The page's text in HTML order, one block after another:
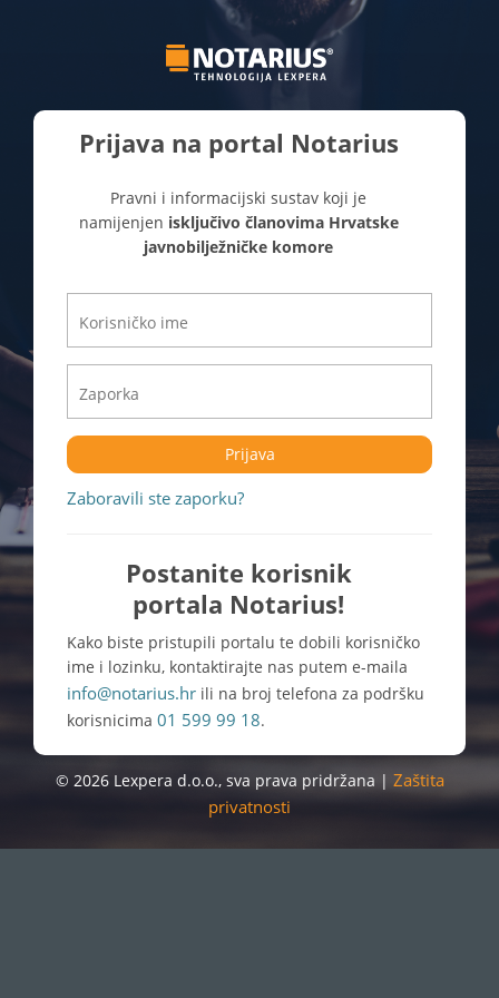
Prijava na portal Notarius
Pravni i informacijski sustav koji je
namijenjen isključivo članovima Hrvatske
javnobilježničke komore
Prijava
Zaboravili ste zaporku?
Postanite korisnik
portala Notarius!
Kako biste pristupili portalu te dobili korisničko
ime i lozinku, kontaktirajte nas putem e-maila
info@notarius.hr ili na broj telefona za podršku
korisnicima 01 599 99 18.
© 2026 Lexpera d.o.o., sva prava pridržana | Zaštita
privatnosti